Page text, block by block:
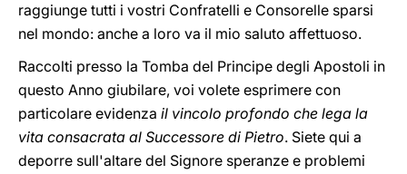
raggiunge tutti i vostri Confratelli e Consorelle sparsi
nel mondo: anche a loro va il mio saluto affettuoso.
Raccolti presso la Tomba del Principe degli Apostoli in
questo Anno giubilare, voi volete esprimere con
particolare evidenza il vincolo profondo che lega la
vita consacrata al Successore di Pietro. Siete qui a
deporre sull'altare del Signore speranze e problemi